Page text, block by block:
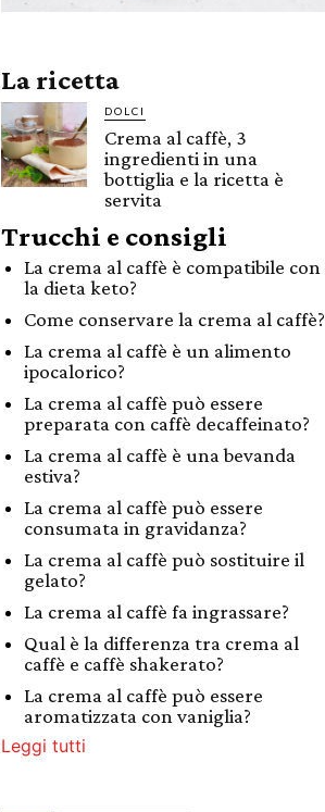
La ricetta
DOLCI
Crema al caffè, 3
ingredienti in una
bottiglia e la ricetta è
servita
Trucchi e consigli
La crema al caffè è compatibile con
la dieta keto?
Come conservare la crema al caffè?
La crema al caffè è un alimento
ipocalorico?
La crema al caffè può essere
preparata con caffè decaffeinato?
La crema al caffè è una bevanda
estiva?
La crema al caffè può essere
consumata in gravidanza?
La crema al caffè può sostituire il
gelato?
La crema al caffè fa ingrassare?
Qual è la differenza tra crema al
caffè e caffè shakerato?
La crema al caffè può essere
aromatizzata con vaniglia?
Leggi tutti